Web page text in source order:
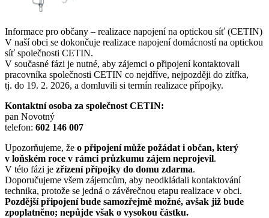
Informace pro občany – realizace napojení na optickou síť (CETIN)
V naší obci se dokončuje realizace napojení domácností na optickou
síť společnosti CETIN.
V současné fázi je nutné, aby zájemci o připojení kontaktovali
pracovníka společnosti CETIN co nejdříve, nejpozději do zítřka,
tj. do 19. 2. 2026, a domluvili si termín realizace přípojky.
Kontaktní osoba za společnost CETIN:
pan Novotný
telefon: 602 146 007
Upozorňujeme, že o připojení může požádat i občan, který
v loňském roce v rámci průzkumu zájem neprojevil.
V této fázi je zřízení přípojky do domu zdarma.
Doporučujeme všem zájemcům, aby neodkládali kontaktování
technika, protože se jedná o závěrečnou etapu realizace v obci.
Pozdější připojení bude samozřejmě možné, avšak již bude
zpoplatněno; nepůjde však o vysokou částku.